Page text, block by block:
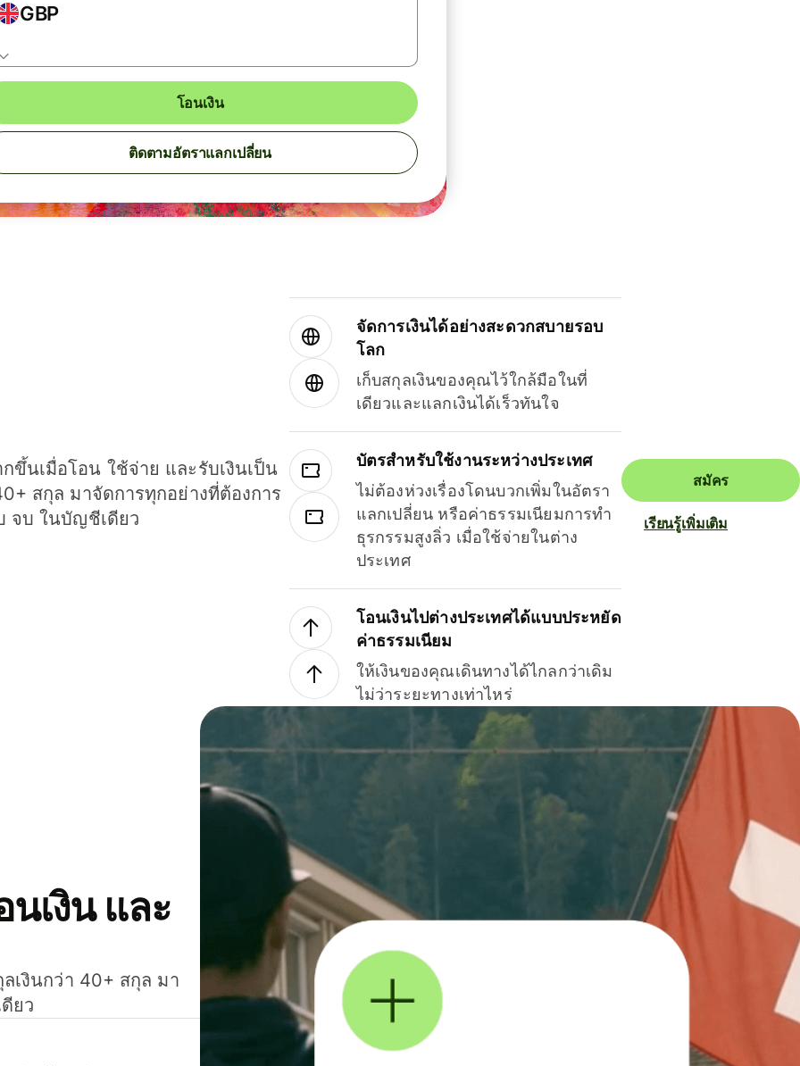
GBP
โอนเงิน
ติดตามอัตราแลกเปลี่ยน
ขึ้นเมื่อโอน ใช้จ่าย และรับเงินเป็น
สกุล มาจัดการทุกอย่างที่ต้องการ
จบ ในบัญชีเดียว
จัดการเงินได้อย่างสะดวกสบายรอบ
โลก
เก็บสกุลเงินของคุณไว้ใกล้มือในที่
เดียวและแลกเงินได้เร็วทันใจ
บัตรสำหรับใช้งานระหว่างประเทศ
ไม่ต้องห่วงเรื่องโดนบวกเพิ่มในอัตรา
แลกเปลี่ยน หรือค่าธรรมเนียมการทำ
ธุรกรรมสูงลิ่ว เมื่อใช้จ่ายในต่าง
ประเทศ
โอนเงินไปต่างประเทศได้แบบประหยัด
ค่าธรรมเนียม
ให้เงินของคุณเดินทางได้ไกลกว่าเดิม
ไม่ว่าระยะทางเท่าไหร่
สมัคร
เรียนรู้เพิ่มเติม
เงิน และ
เงินกว่า 40+ สกุล มา
ยว